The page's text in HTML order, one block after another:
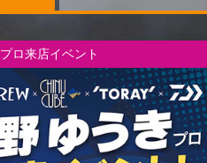
プロ来店イベント